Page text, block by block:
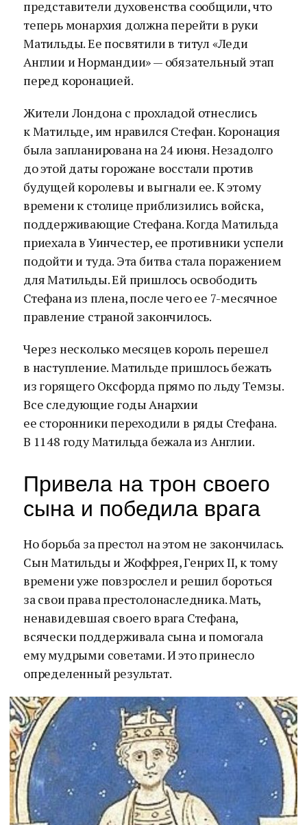
представители духовенства сообщили, что
теперь монархия должна перейти в руки
Матильды. Ее посвятили в титул «Леди
Англии и Нормандии» — обязательный этап
перед коронацией.
Жители Лондона с прохладой отнеслись
к Матильде, им нравился Стефан. Коронация
была запланирована на 24 июня. Незадолго
до этой даты горожане восстали против
будущей королевы и выгнали ее. К этому
времени к столице приблизились войска,
поддерживающие Стефана. Когда Матильда
приехала в Уинчестер, ее противники успели
подойти и туда. Эта битва стала поражением
для Матильды. Ей пришлось освободить
Стефана из плена, после чего ее 7-месячное
правление страной закончилось.
Через несколько месяцев король перешел
в наступление. Матильде пришлось бежать
из горящего Оксфорда прямо по льду Темзы.
Все следующие годы Анархии
ее сторонники переходили в ряды Стефана.
В 1148 году Матильда бежала из Англии.
Привела на трон своего
сына и победила врага
Но борьба за престол на этом не закончилась.
Сын Матильды и Жоффрея, Генрих II, к тому
времени уже повзрослел и решил бороться
за свои права престолонаследника. Мать,
ненавидевшая своего врага Стефана,
всячески поддерживала сына и помогала
ему мудрыми советами. И это принесло
определенный результат.